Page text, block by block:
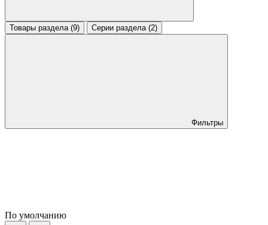
Товары раздела (9) Серии раздела (2)
Фильтры
По умолчанию